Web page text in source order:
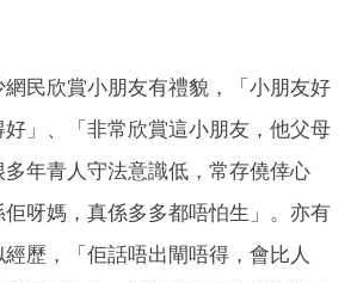
民欣賞小朋友有禮貌，「小朋友好
」、「非常欣賞這小朋友，他父母
年青人守法意識低，常存僥倖心
呀媽，真係多多都唔怕生」。亦有
歷，「佢話唔出閘唔得，會比人